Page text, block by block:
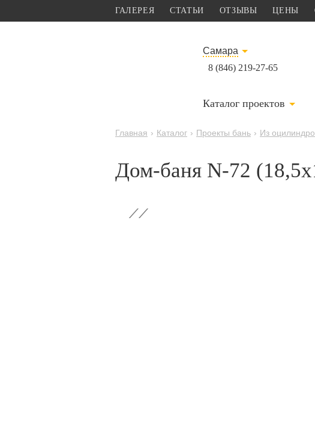
ГАЛЕРЕЯ СТАТЬИ ОТЗЫВЫ ЦЕНЫ
Самара
8 (846) 219-27-65
Каталог проектов
Главная › Каталог › Проекты бань › Из
Дом-баня N-72
‹